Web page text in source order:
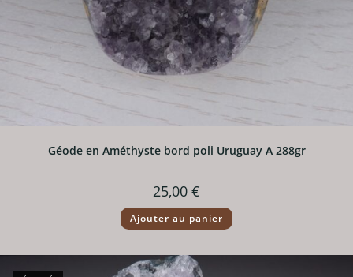
Géode en Améthyste bord poli Uruguay A 288gr
25,00 €
Ajouter au panier